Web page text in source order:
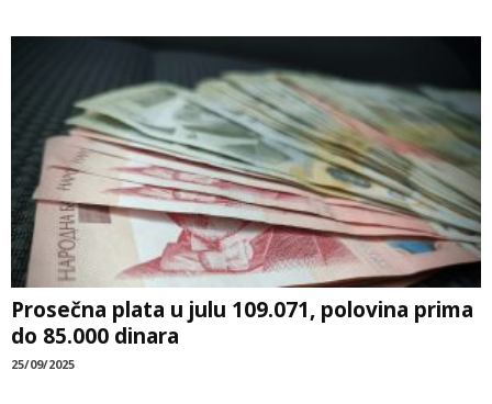
Prosečna plata u julu 109.071, polovina prima
do 85.000 dinara
25/09/2025